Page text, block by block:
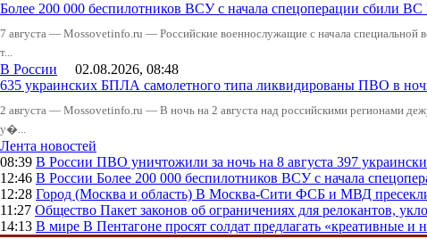
Более 200 000 беспилотников ВСУ с начала спецоперации сбили
7 августа — Mossovetinfo.ru — Российские военнослужащие с начала специальной
т...
В России 02.08.2026, 08:48
635 украинских БПЛА самолетного типа ликвидированы ПВО в
2 августа — Mossovetinfo.ru — В ночь на 2 августа над российскими регионами
у�...
Лента новостей
08:39 В России ПВО уничтожили за ночь на 8 августа 397
12:46 В России Более 200 000 беспилотников ВСУ с начала
12:28 Город (Москва и область) В Москва-Сити ФСБ и МВД пресекли
11:27 Общество Пакет законов об ограничениях для релокантов,
14:13 В мире В Пентагоне просят солдат предлагать «креативные и